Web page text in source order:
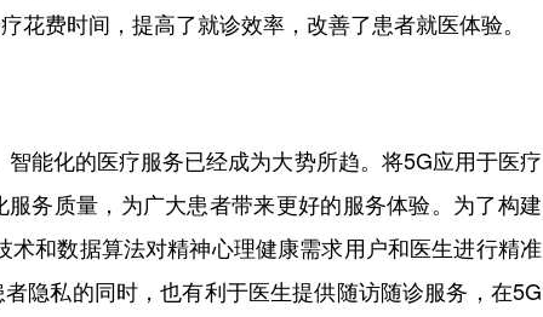
费时间，提高了就诊效率，改善了患者就医体验。
能化的医疗服务已经成为大势所趋。将5G应用于医疗
务质量，为广大患者带来更好的服务体验。为了构建
和数据算法对精神心理健康需求用户和医生进行精准
隐私的同时，也有利于医生提供随访随诊服务，在5G